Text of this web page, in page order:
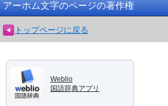
アーホム文字のページの著作権
トップページに戻る
Weblio
国語辞典アプリ